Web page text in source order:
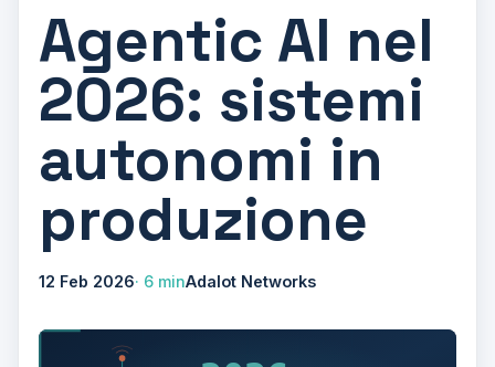
Agentic AI nel
2026: sistemi
autonomi in
produzione
12 Feb 2026 6 minAdalot Networks